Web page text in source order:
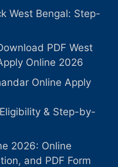
West Bengal: Step-
PDF West
Online 2026
Online Apply
& Step-by-
2026: Online
and PDF Form